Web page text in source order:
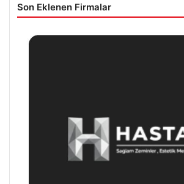
Son Eklenen Firmalar